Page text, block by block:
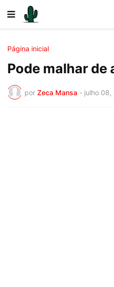
Página inicial
Pode malhar de
por Zeca Mansa - julho 08,